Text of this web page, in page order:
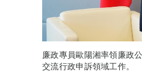
廉政專員歐陽湘率領廉政
交流行政申訴領域工作。